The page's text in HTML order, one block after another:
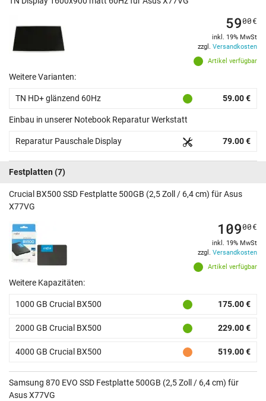
Artikel verfügbar
5900€
inkl. 19% MwSt
zzgl. Versandkosten
Weitere Varianten:
TN HD+ glänzend 60Hz 59.00 €
Einbau in unserer Notebook Reparatur Werkstatt
Reparatur Pauschale Display 79.00 €
Festplatten (7)
Crucial BX500 SSD Festplatte 500GB (2,5 Zoll / 6,4 cm) für Asus
X77VG
Artikel verfügbar
10900€
inkl. 19% MwSt
zzgl. Versandkosten
Weitere Kapazitäten:
1000 GB Crucial BX500 175.00 €
2000 GB Crucial BX500 229.00 €
4000 GB Crucial BX500 519.00 €
Samsung 870 EVO SSD Festplatte 500GB (2,5 Zoll / 6,4 cm) für
Asus X77VG